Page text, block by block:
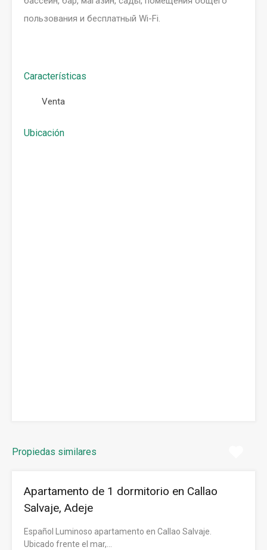
пользования и бесплатный Wi-Fi.
Características
Venta
Ubicación
Propiedas similares
Apartamento de 1 dormitorio en Callao
Salvaje, Adeje
Español Luminoso apartamento en Callao Salvaje.
Ubicado frente el mar,…